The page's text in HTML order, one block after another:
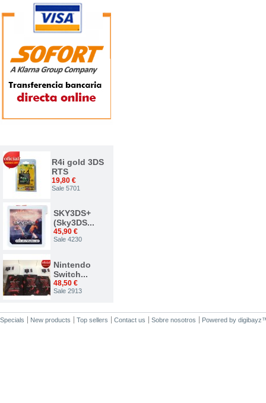
R4i gold 3DS
RTS
19,80 €
Sale 5701
SKY3DS+
(Sky3DS...
45,90 €
Sale 4230
Nintendo
Switch...
48,50 €
Sale 2913
Nuevo...
34,00 €
Specials New products Top sellers Contact us Sobre nosotros Powered by digibayz